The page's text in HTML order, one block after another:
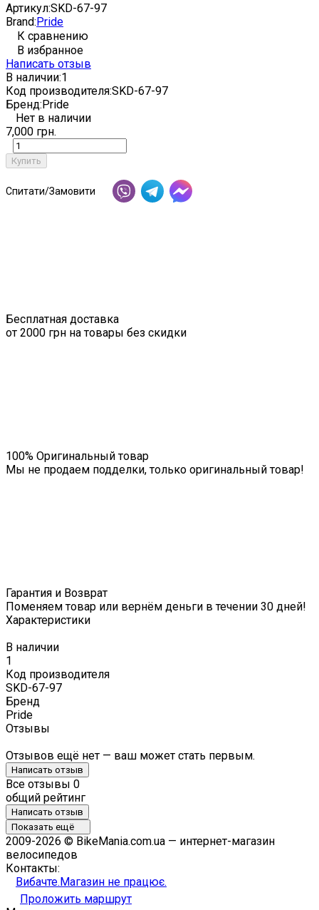
Артикул:SKD-67-97
Brand:Pride
К сравнению
В избранное
Написать отзыв
В наличии:1
Код производителя:SKD-67-97
Бренд:Pride
Нет в наличии
7,000 грн.
Купить
Спитати/Замовити
Бесплатная доставка
от 2000 грн на товары без скидки
100% Оригинальный товар
Мы не продаем подделки, только оригинальный товар!
Гарантия и Возврат
Поменяем товар или вернём деньги в течении 30 дней!
Характеристики
В наличии
1
Код производителя
SKD-67-97
Бренд
Pride
Отзывы
Отзывов ещё нет — ваш может стать первым.
Написать отзыв
Все отзывы 0
общий рейтинг
Написать отзыв
Показать ещё
2009-2026 © BikeMania.com.ua — интернет-магазин
велосипедов
Контакты:
Вибачте.Магазин не працює.
Проложить маршрут